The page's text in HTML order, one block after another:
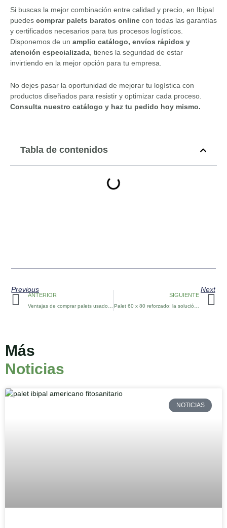
Si buscas la mejor combinación entre calidad y precio, en Ibipal
puedes comprar palets baratos online con todas las garantías
y certificados necesarios para tus procesos logísticos.
Disponemos de un amplio catálogo, envíos rápidos y
atención especializada , tienes la seguridad de estar
invirtiendo en la mejor opción para tu empresa.
No dejes pasar la oportunidad de mejorar tu logística con
productos diseñados para resistir y optimizar cada proceso.
Consulta nuestro catálogo y haz tu pedido hoy mismo.
Tabla de contenidos
Previous Next
Ant
ANTERIOR SIGUIENTE
Más
Noticias
NOTICIAS